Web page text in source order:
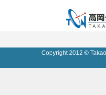
Copyright 2012 ©